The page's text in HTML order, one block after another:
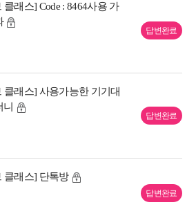
답변완료
래스] Code : 8464사용 가
답변완료
래스] 사용가능한 기기대
답변완료
클래스] 단톡방